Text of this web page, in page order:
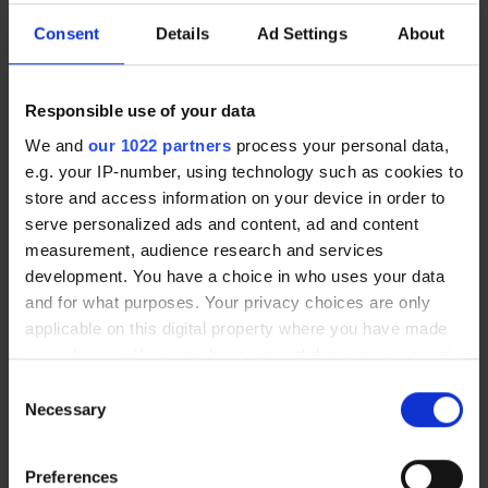
Consent Details Ad Settings About
Responsible use of your data
We and our 1022 partners process your personal data,
e.g. your IP-number, using technology such as cookies to
store and access information on your device in order to
serve personalized ads and content, ad and content
measurement, audience research and services
development. You have a choice in who uses your data
and for what purposes. Your privacy choices are only
applicable on this digital property where you have made
your choices. You can change or withdraw your consent
the Privacy trigger icon.
Selection
Necessary
Preferences
MURAL
A partir de 11,60 €
MAGNÉTIQUE
15,20 €
Vous avez une question sur nos produits ?
Contactez-nous par téléphone +33 (0) 2 32 96 07
23 ou par e-mail
Contactez nous
Questions fréquentes